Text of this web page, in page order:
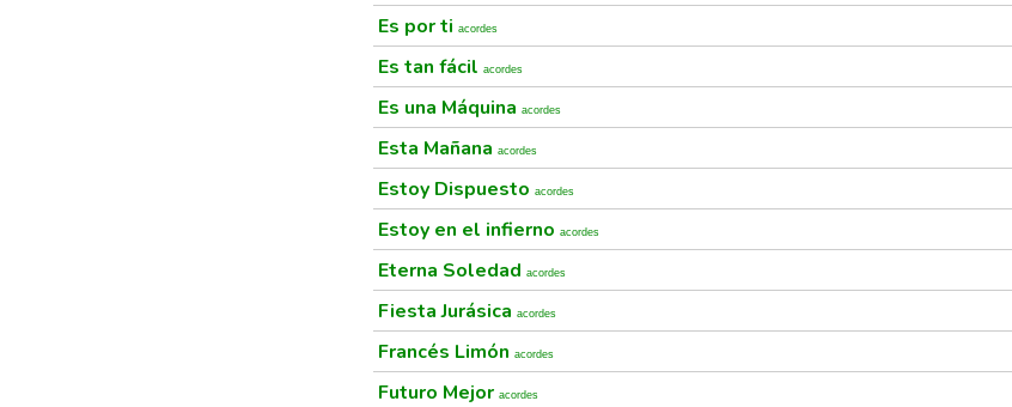
Es por ti acordes
Es tan fácil acordes
Es una Máquina acordes
Esta Mañana acordes
Estoy Dispuesto acordes
Estoy en el infierno acordes
Eterna Soledad acordes
Fiesta Jurásica acordes
Francés Limón acordes
Futuro Mejor acordes